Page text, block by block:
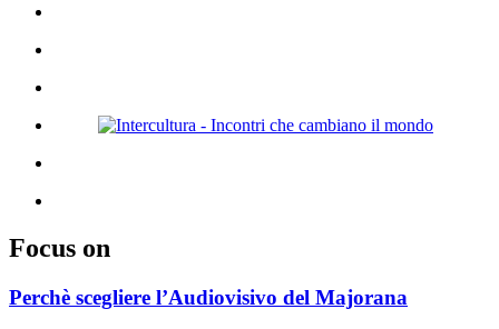
Focus on
Perchè scegliere l’Audiovisivo del Majorana